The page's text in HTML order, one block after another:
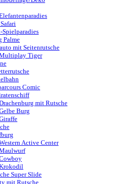
Spielparadies
Palme
mit Seitenrutsche
Tiger
Comic
mit Rutsche
Burg
Active Center
Super Slide
mit Rutsche